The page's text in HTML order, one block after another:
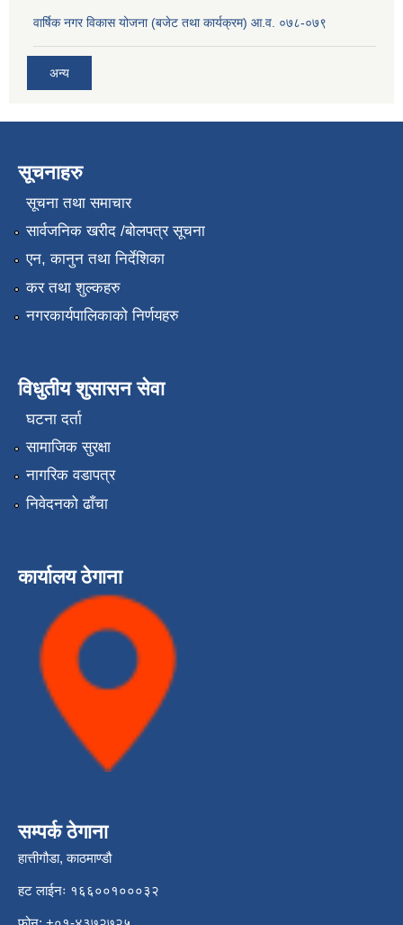
वार्षिक नगर विकास योजना (बजेट तथा कार्यक्रम) आ.व. ०७८-०७९
अन्य
सूचनाहरु
सूचना तथा समाचार
सार्वजनिक खरीद /बोलपत्र सूचना
एन, कानुन तथा निर्देशिका
कर तथा शुल्कहरु
नगरकार्यपालिकाको निर्णयहरु
विधुतीय शुसासन सेवा
घटना दर्ता
सामाजिक सुरक्षा
नागरिक वडापत्र
निवेदनको ढाँचा
कार्यालय ठेगाना
सम्पर्क ठेगाना
हात्तीगौडा, काठमाण्डौ
हट लाईनः १६६००१०००३२